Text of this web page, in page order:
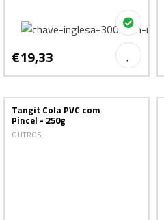
€19,33
Tangit Cola PVC com
Pincel - 250g
OUTROS